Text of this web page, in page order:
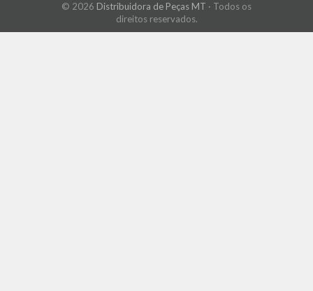
© 2026 Distribuidora de Peças MT · Todos os
direitos reservados.